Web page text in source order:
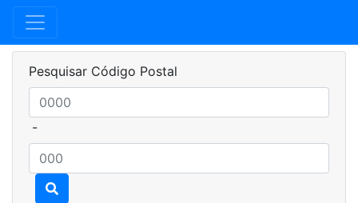
Pesquisar Código Postal
-